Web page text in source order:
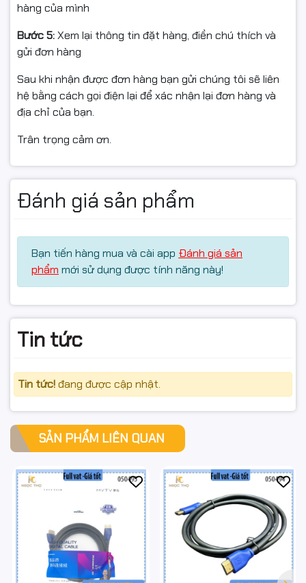
hàng của mình
Bước 5:Xem lại thông tin đặt hàng, điền chú thích và
gửi đơn hàng
Sau khi nhận được đơn hàng bạn gửi chúng tôi sẽ liên
hệ bằng cách gọi điện lại để xác nhận lại đơn hàng và
địa chỉ của bạn.
Trân trọng cảm ơn.
Đánh giá sản phẩm
Bạn tiến hàng mua và cài app Đánh giá sản
phẩm mới sử dụng được tính năng này!
Tin tức
Tin tức!đang được cập nhật.
SẢN PHẨM LIÊN QUAN